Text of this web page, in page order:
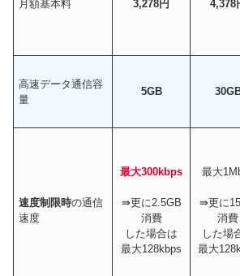
月額基本料 3,278円 4,378
高速データ通信容
量
5GB
速度制限時の通信
速度
最大300kbps
⇛更に2.5GB
消費
した場合は
最大128kbps
最大
⇛更に
消費
した場
最大